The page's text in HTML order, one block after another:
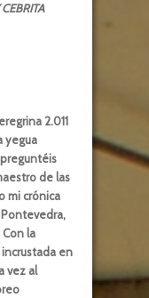
2.011
yegua
de las
mi crónica
Con la
en
vez al